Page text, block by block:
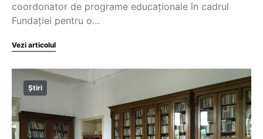
coordonator de programe educaționale în cadrul
Fundației pentru o…
Vezi articolul
Știri